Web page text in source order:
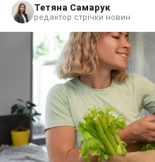
Тетяна Самарук
редактор стрічки новин